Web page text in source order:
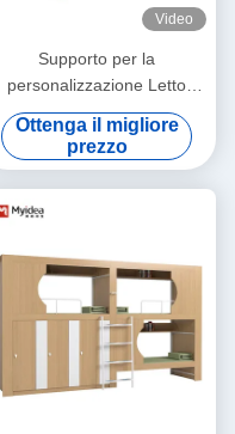
Video
Supporto per la
personalizzazione Letto
funzionale per la gioventù
Ospedale con 20 progettisti
e impianto di produzione
automatizzato
Ottenga il migliore
prezzo